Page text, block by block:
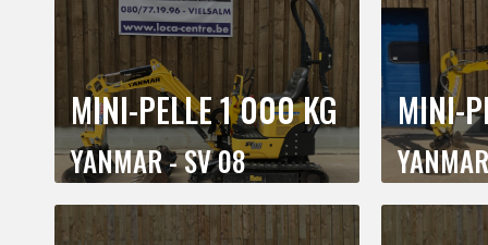
MINI-PELLE 1 000 KG
YANMAR - SV 08
MINI-